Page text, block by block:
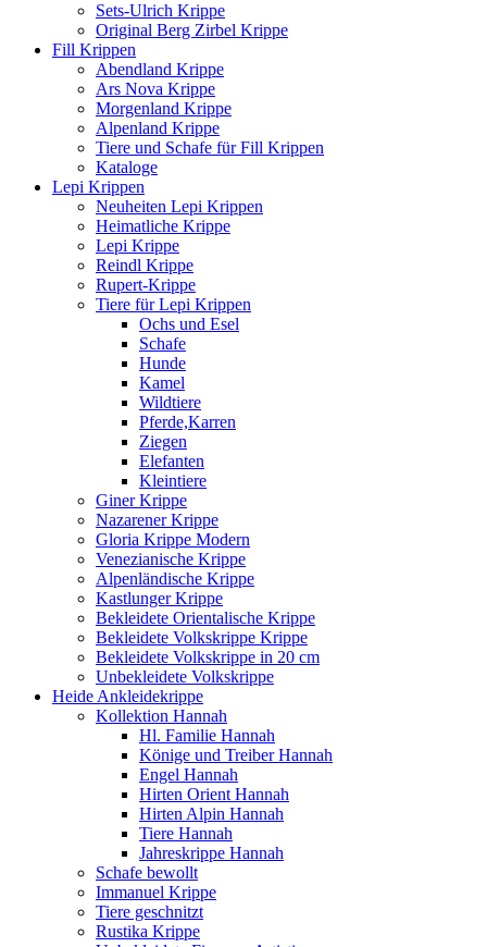
Sets-Ulrich Krippe
Original Berg Zirbel Krippe
Fill Krippen
Abendland Krippe
Ars Nova Krippe
Morgenland Krippe
Alpenland Krippe
Tiere und Schafe für Fill Krippen
Kataloge
Lepi Krippen
Neuheiten Lepi Krippen
Heimatliche Krippe
Lepi Krippe
Reindl Krippe
Rupert-Krippe
Tiere für Lepi Krippen
Ochs und Esel
Schafe
Hunde
Kamel
Wildtiere
Pferde,Karren
Ziegen
Elefanten
Kleintiere
Giner Krippe
Nazarener Krippe
Gloria Krippe Modern
Venezianische Krippe
Alpenländische Krippe
Kastlunger Krippe
Bekleidete Orientalische Krippe
Bekleidete Volkskrippe Krippe
Bekleidete Volkskrippe in 20 cm
Unbekleidete Volkskrippe
Heide Ankleidekrippe
Kollektion Hannah
Hl. Familie Hannah
Könige und Treiber Hannah
Engel Hannah
Hirten Orient Hannah
Hirten Alpin Hannah
Tiere Hannah
Jahreskrippe Hannah
Schafe bewollt
Immanuel Krippe
Tiere geschnitzt
Rustika Krippe